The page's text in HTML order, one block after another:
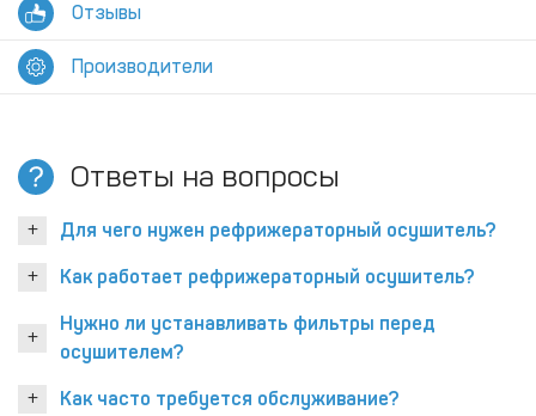
Отзывы
Производители
Ответы на вопросы
Для чего нужен рефрижераторный осушитель?
Как работает рефрижераторный осушитель?
Нужно ли устанавливать фильтры перед
осушителем?
Как часто требуется обслуживание?